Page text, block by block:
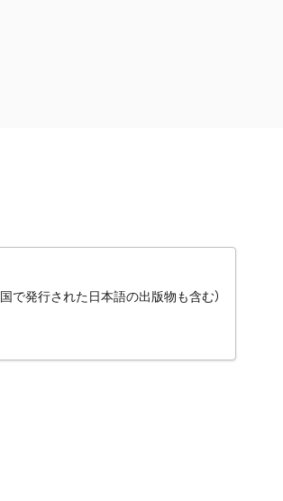
で発行された日本語の出版物も含む）